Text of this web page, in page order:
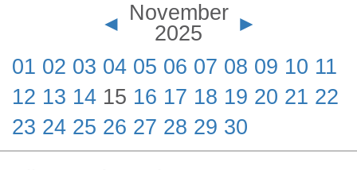
◄ November
2025
►
01 02 03 04 05 06 07 08 09 10 11
12 13 14 15 16 17 18 19 20 21 22
23 24 25 26 27 28 29 30